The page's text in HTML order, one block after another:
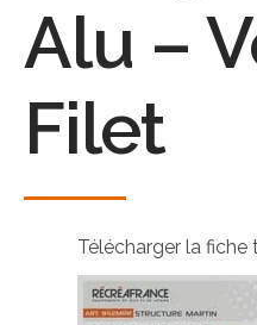
Alu –
Filet
Télécharger la fiche